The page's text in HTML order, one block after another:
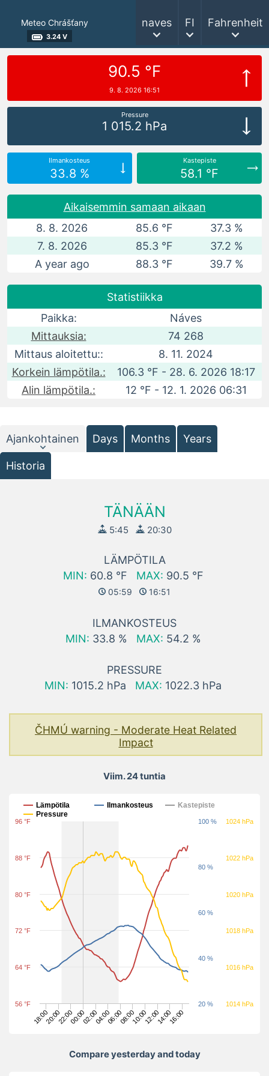
Meteo Chrášťany
3.24 V
naves FI Fahrenheit
90.5 °F
9. 8. 2026 16:51
Pressure
1 015.2 hPa
Ilmankosteus
33.8 %
Kastepiste
58.1 °F
Aikaisemmin samaan aikaan
8. 8. 2026
85.6 °F
37.3 %
7. 8. 2026
85.3 °F
37.2 %
A year ago
88.3 °F 39.7 %
Statistiikka
Paikka:
Náves
Mittauksia:
74 268
Mittaus aloitettu::
8. 11. 2024
Korkein lämpötila.:
106.3 °F - 28. 6. 2026 18:17
Alin lämpötila.:
12 °F - 12. 1. 2026 06:31
Ajankohtainen Days Months Years
Historia
TÄNÄÄN
5:45 20:30
LÄMPÖTILA
MIN: 60.8 °F MAX: 90.5 °F
05:59 16:51
ILMANKOSTEUS
MIN: 33.8 % MAX: 54.2 %
PRESSURE
MIN: 1015.2 hPa MAX: 1022.3 hPa
ČHMÚ warning - Moderate Heat Related
Impact
Viim. 24 tuntia
Viim. 24 tuntia
Lämpötila Ilmankosteus
Kastepiste
Pressure
18:0020:0022:0000:0002:0004:0006:0008:0010:0012:0014:0016:00
56 °F
64 °F
72 °F
80 °F
88 °F
96 °F
20 %
40 %
60 %
80 %
100 %
1014 hPa
1016 hPa
1018 hPa
1020 hPa
1022 hPa
1024 hPa
Compare yesterday and today